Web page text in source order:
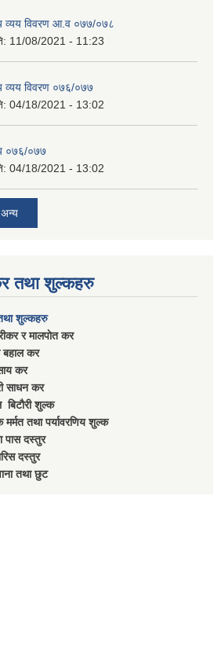
विवरण आ.व ०७७/०७८
11/08/2021 - 11:23
विवरण ०७६/०७७
04/18/2021 - 13:02
०७६/०७७
04/18/2021 - 13:02
अन्य
तथा शुल्कहरु
शुल्कहरु
र मालपाेत कर
बहाल कर
कर
साधन कर
बिटाैरी शुल्क
तथा पर्यावरणिय शुल्क
पास दस्तुर
दस्तुर
तथा छुट